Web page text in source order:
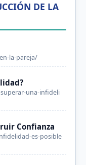
DE LA
la-pareja/
una-infideli
Confianza
es-posible